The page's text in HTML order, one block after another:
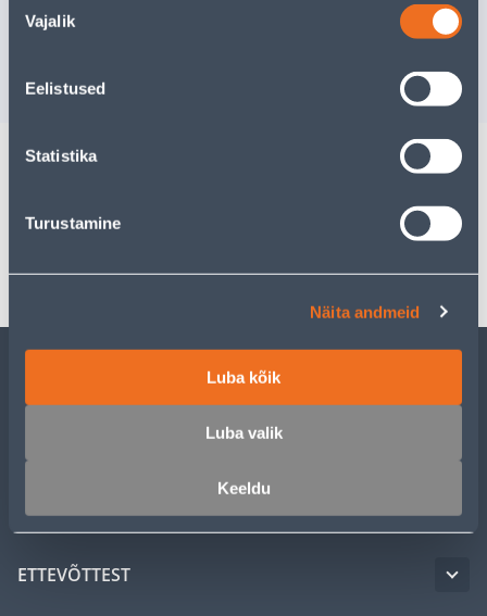
valik
Vajalik
Eelistused
Statistika
Turustamine
Näita andmeid
Luba kõik
Luba valik
Keeldu
HALL XL
Tarne pole
TEENUSED
MEISTRIKLUBI
ETTEVÕTTEST